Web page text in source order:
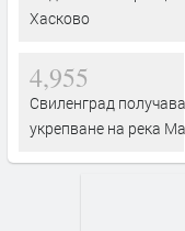
Хасково
4,955
Свиленград
укрепване на река